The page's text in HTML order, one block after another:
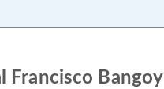
Francisco Bangoy